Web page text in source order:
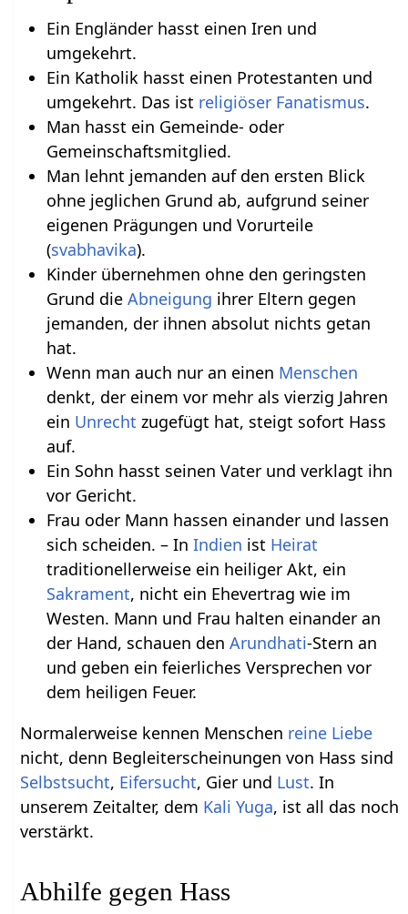
Ein Engländer hasst einen Iren und
umgekehrt.
Ein Katholik hasst einen Protestanten und
umgekehrt. Das ist religiöser Fanatismus.
Man hasst ein Gemeinde- oder
Gemeinschaftsmitglied.
Man lehnt jemanden auf den ersten Blick
ohne jeglichen Grund ab, aufgrund seiner
eigenen Prägungen und Vorurteile
(svabhavika).
Kinder übernehmen ohne den geringsten
Grund die Abneigung ihrer Eltern gegen
jemanden, der ihnen absolut nichts getan
hat.
Wenn man auch nur an einen Menschen
denkt, der einem vor mehr als vierzig Jahren
ein Unrecht zugefügt hat, steigt sofort Hass
auf.
Ein Sohn hasst seinen Vater und verklagt ihn
vor Gericht.
Frau oder Mann hassen einander und lassen
sich scheiden. – In Indien ist Heirat
traditionellerweise ein heiliger Akt, ein
Sakrament, nicht ein Ehevertrag wie im
Westen. Mann und Frau halten einander an
der Hand, schauen den Arundhati-Stern an
und geben ein feierliches Versprechen vor
dem heiligen Feuer.
Normalerweise kennen Menschen reine Liebe
nicht, denn Begleiterscheinungen von Hass sind
Selbstsucht, Eifersucht, Gier und Lust. In
unserem Zeitalter, dem Kali Yuga, ist all das noch
verstärkt.
Abhilfe gegen Hass